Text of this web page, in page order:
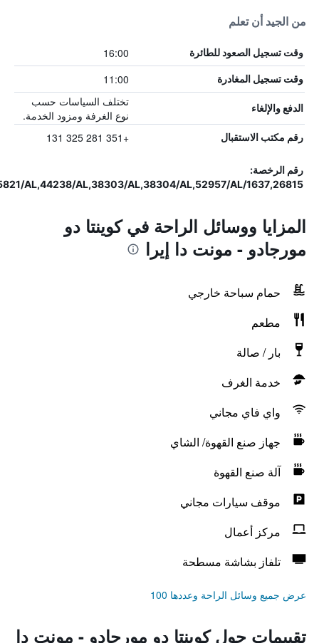
من الجيد أن تعلم
وقت تسجيل الصعود للطائرة 16:00
وقت تسجيل المغادرة 11:00
الدفع والإلغاء
تختلف السياسات حسب
نوع الغرفة ومزود الخدمة.
رقم مكتب الاستقبال +351 281 325 131
رقم الرخصة:
1637,26815/AL,26817/AL,26830/AL,25682/AL,38252/AL,25679/AL,52962/AL,38251/AL,26831/AL,53039/AL,25827/AL,44177/AL,53004/AL,44171/AL,25817/AL,52982/AL,25821/AL,44238/AL,38303/AL,38304/AL,52957/AL
المزايا ووسائل الراحة في كوينتا دو
مورجادو - مونت دا إيرا
حمام سباحة خارجي
مطعم
بار / صالة
خدمة الغرف
واي فاي مجاني
جهاز صنع القهوة/ الشاي
آلة صنع القهوة
موقف سيارات مجاني
مركز أعمال
تلفاز بشاشة مسطحة
عرض جميع وسائل الراحة وعددها 100
تقييمات حول كوينتا دو مورجادو - مونت دا